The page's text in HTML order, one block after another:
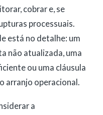
cobrar e, se
processuais.
está no detalhe: um
não atualizada, uma
ou uma cláusula
arranjo operacional.
a